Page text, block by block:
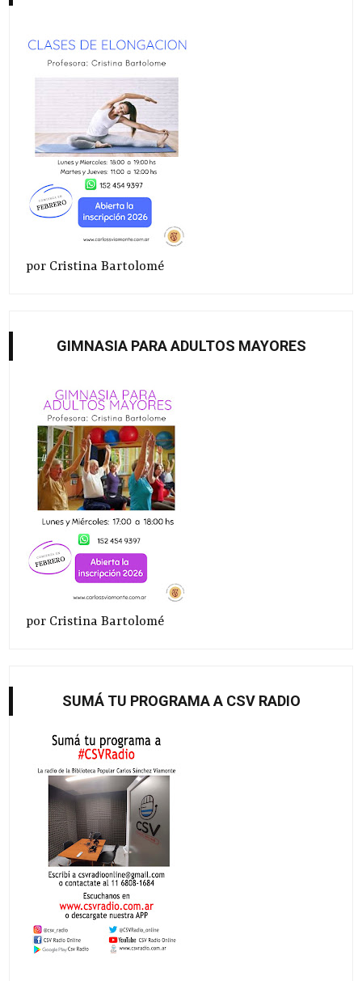
por Cristina Bartolomé
GIMNASIA PARA ADULTOS MAYORES
por Cristina Bartolomé
SUMÁ TU PROGRAMA A CSV RADIO